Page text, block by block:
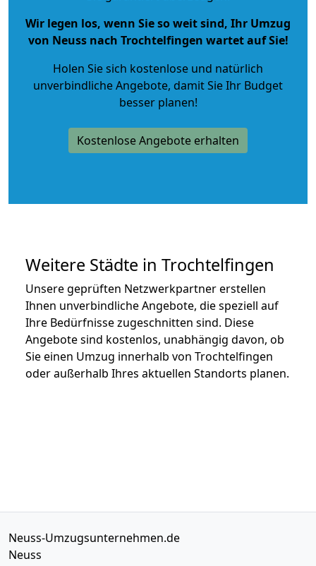
Wir legen los, wenn Sie so weit sind, Ihr Umzug
von Neuss nach Trochtelfingen wartet auf Sie!
Holen Sie sich kostenlose und natürlich
unverbindliche Angebote, damit Sie Ihr Budget
besser planen!
Kostenlose Angebote erhalten
Weitere Städte in Trochtelfingen
Unsere geprüften Netzwerkpartner erstellen
Ihnen unverbindliche Angebote, die speziell auf
Ihre Bedürfnisse zugeschnitten sind. Diese
Angebote sind kostenlos, unabhängig davon, ob
Sie einen Umzug innerhalb von Trochtelfingen
oder außerhalb Ihres aktuellen Standorts planen.
Neuss-Umzugsunternehmen.de
Neuss